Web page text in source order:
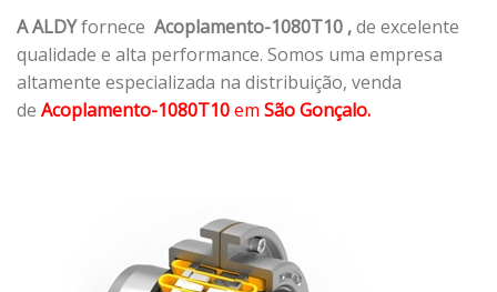
A ALDYfornece Acoplamento-1080T10 ,de excelente
qualidade e alta performance. Somos uma empresa
altamente especializada na distribuição, venda
de Acoplamento-1080T10em São Gonçalo.